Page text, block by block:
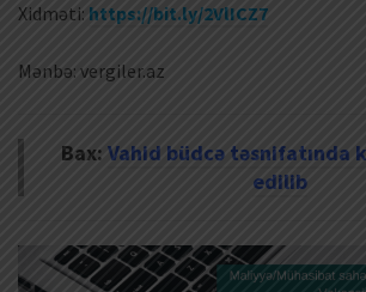
Xidməti: https://bit.ly/2VlICZ7
Mənbə: vergiler.az
Bax: Vahid büdcə təsnifatında
edilib